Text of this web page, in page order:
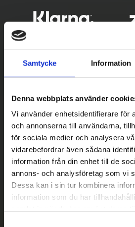
Samtycke Information
Denna webbplats använder
Vi använder enhetsidentifierare för
och annonserna till användarna,
för sociala medier och analysera
vidarebefordrar även sådana
information från din enhet till de
annons- och analysföretag som vi
Dessa kan i sin tur kombinera
information som du har
Betala
|| Välj ||
Snabba
||
Eller ||
Hämta på lagret